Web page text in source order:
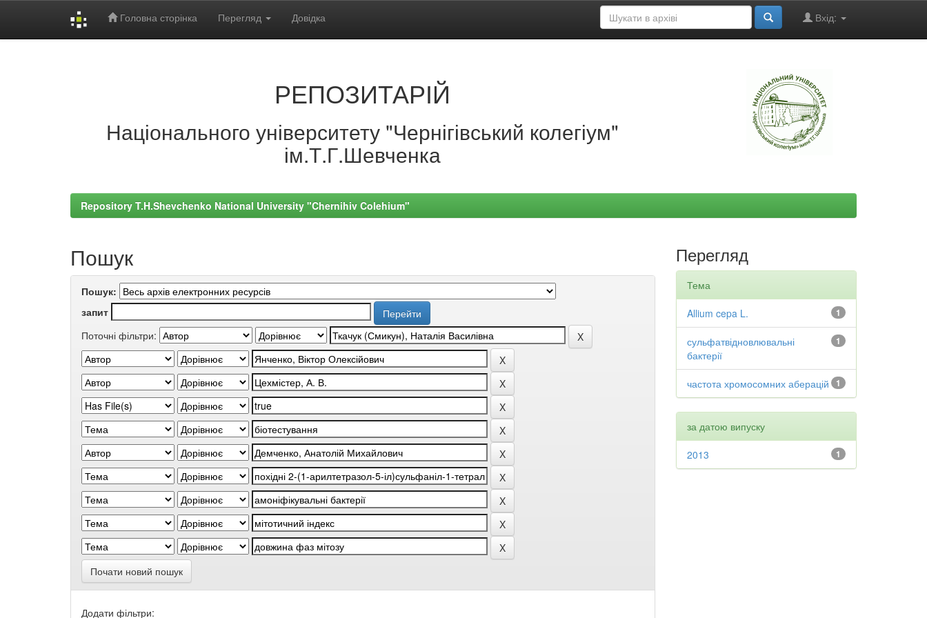
Головна сторінка Перегляд Довідка Вхід:
РЕПОЗИТАРІЙ
Національного університету "Чернігівський колегіум"
ім.Т.Г.Шевченка
Repository T.H.Shevchenko National University "Chernihiv Colehium"
Пошук
Пошук:
запит
Поточні фільтри:
Почати новий пошук
Додати фільтри:
Перегляд
Тема
1
Allium cepa L.
1
сульфатвідновлювальні
бактерії
1
частота хромосомних аберацій
за датою випуску
1
2013